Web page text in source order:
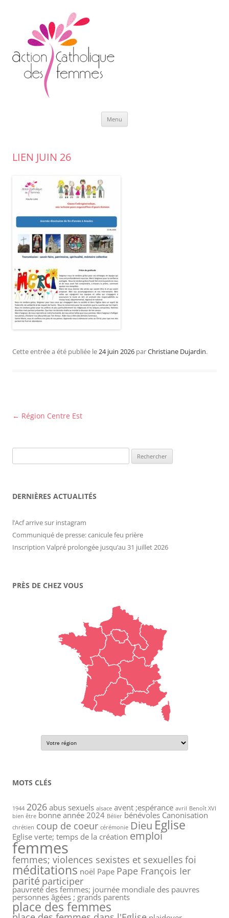
Menu
LIEN JUIN 26
Cette entrée a été publiée le24 juin 2026 parChristiane Dujardin.
Navigation
← Région Centre Est
DERNIÈRES ACTUALITÉS
l’Acf arrive sur instagram
Communiqué de presse: canicule feu prière
Inscription Valpré prolongée jusqu’au 31 juillet 2026
PRÈS DE CHEZ VOUS
MOTS CLÉS
1944 2026 abus sexuels alsace avent ;espérance avril Benoît XVI
bien être bonne année 2024 Bélier bénévoles Canonisation
chrétien coup de coeur cérémonie Dieu Eglise
Eglise verte; temps de la création emploi
femmes
femmes; violences sexistes et sexuelles foi
méditations noël Pape Pape François Ier
parité participer
pauvreté des femmes; journée mondiale des pauvres
personnes âgées ; grands parents
place des femmes